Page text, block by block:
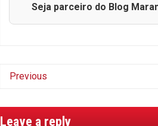
Seja parceiro do Blog
Previous
Leave a reply